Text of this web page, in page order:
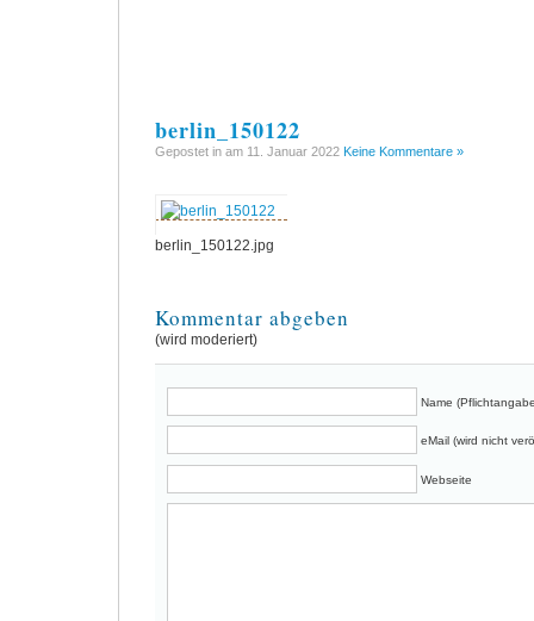
berlin_150122
Gepostet in am 11. Januar 2022 Keine Kommentare »
berlin_150122.jpg
Kommentar abgeben
(wird moderiert)
Name
eMail (wird nicht
Webseite